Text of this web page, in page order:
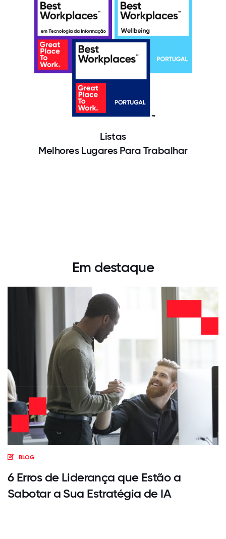
Listas
Melhores Lugares Para Trabalhar
Em destaque
BLOG
6 Erros de Liderança que Estão a
Sabotar a Sua Estratégia de IA